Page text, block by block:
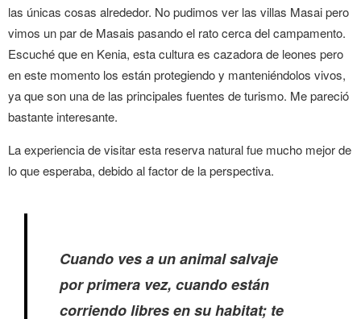
las únicas cosas alrededor. No pudimos ver las villas Masai pero
vimos un par de Masais pasando el rato cerca del campamento.
Escuché que en Kenia, esta cultura es cazadora de leones pero
en este momento los están protegiendo y manteniéndolos vivos,
ya que son una de las principales fuentes de turismo. Me pareció
bastante interesante.
La experiencia de visitar esta reserva natural fue mucho mejor de
lo que esperaba, debido al factor de la perspectiva.
Cuando ves a un animal salvaje
por primera vez, cuando están
corriendo libres en su habitat; te